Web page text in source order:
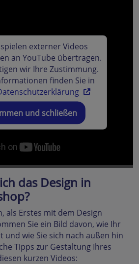
externer Videos
an YouTube übertragen.
wir Ihre Zustimmung.
finden Sie in
und schließen
das Design in
als Erstes mit dem Design
Sie ein Bild davon, wie Ihr
und wie Sie sich nach außen hin
Tipps zur Gestaltung Ihres
kurzen Videos: